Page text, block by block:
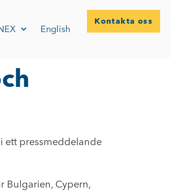
English
Kontakta oss
ett pressmeddelande
Bulgarien, Cypern,